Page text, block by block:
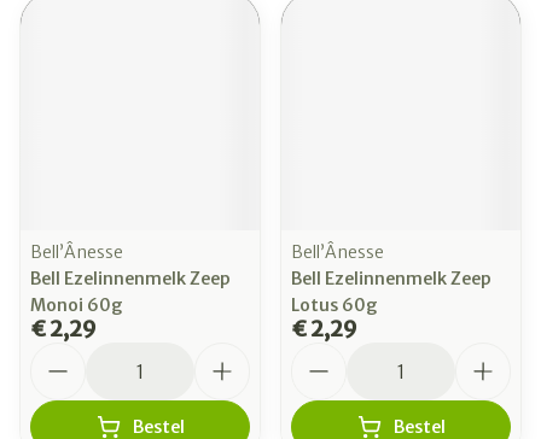
Bell’Ânesse
Bell Ezelinnenmelk Zeep
Monoi 60g
€ 2,29
Bestel
Bell’Ânesse
Bell Ezelinnenmelk Zeep
Lotus 60g
€ 2,29
Bestel